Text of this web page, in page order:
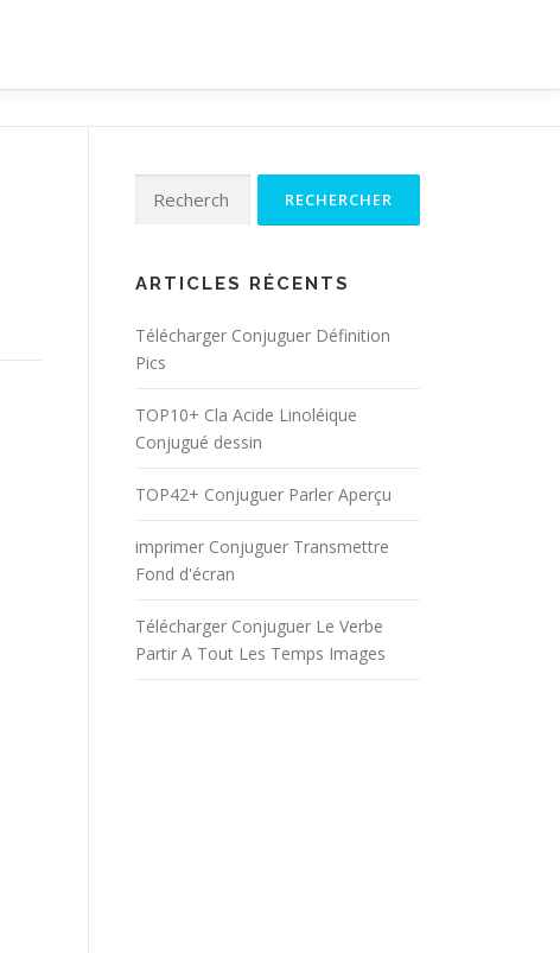
Rechercher :
ARTICLES RÉCENTS
Télécharger Conjuguer Définition
Pics
TOP10+ Cla Acide Linoléique
Conjugué dessin
TOP42+ Conjuguer Parler Aperçu
imprimer Conjuguer Transmettre
Fond d'écran
Télécharger Conjuguer Le Verbe
Partir A Tout Les Temps Images